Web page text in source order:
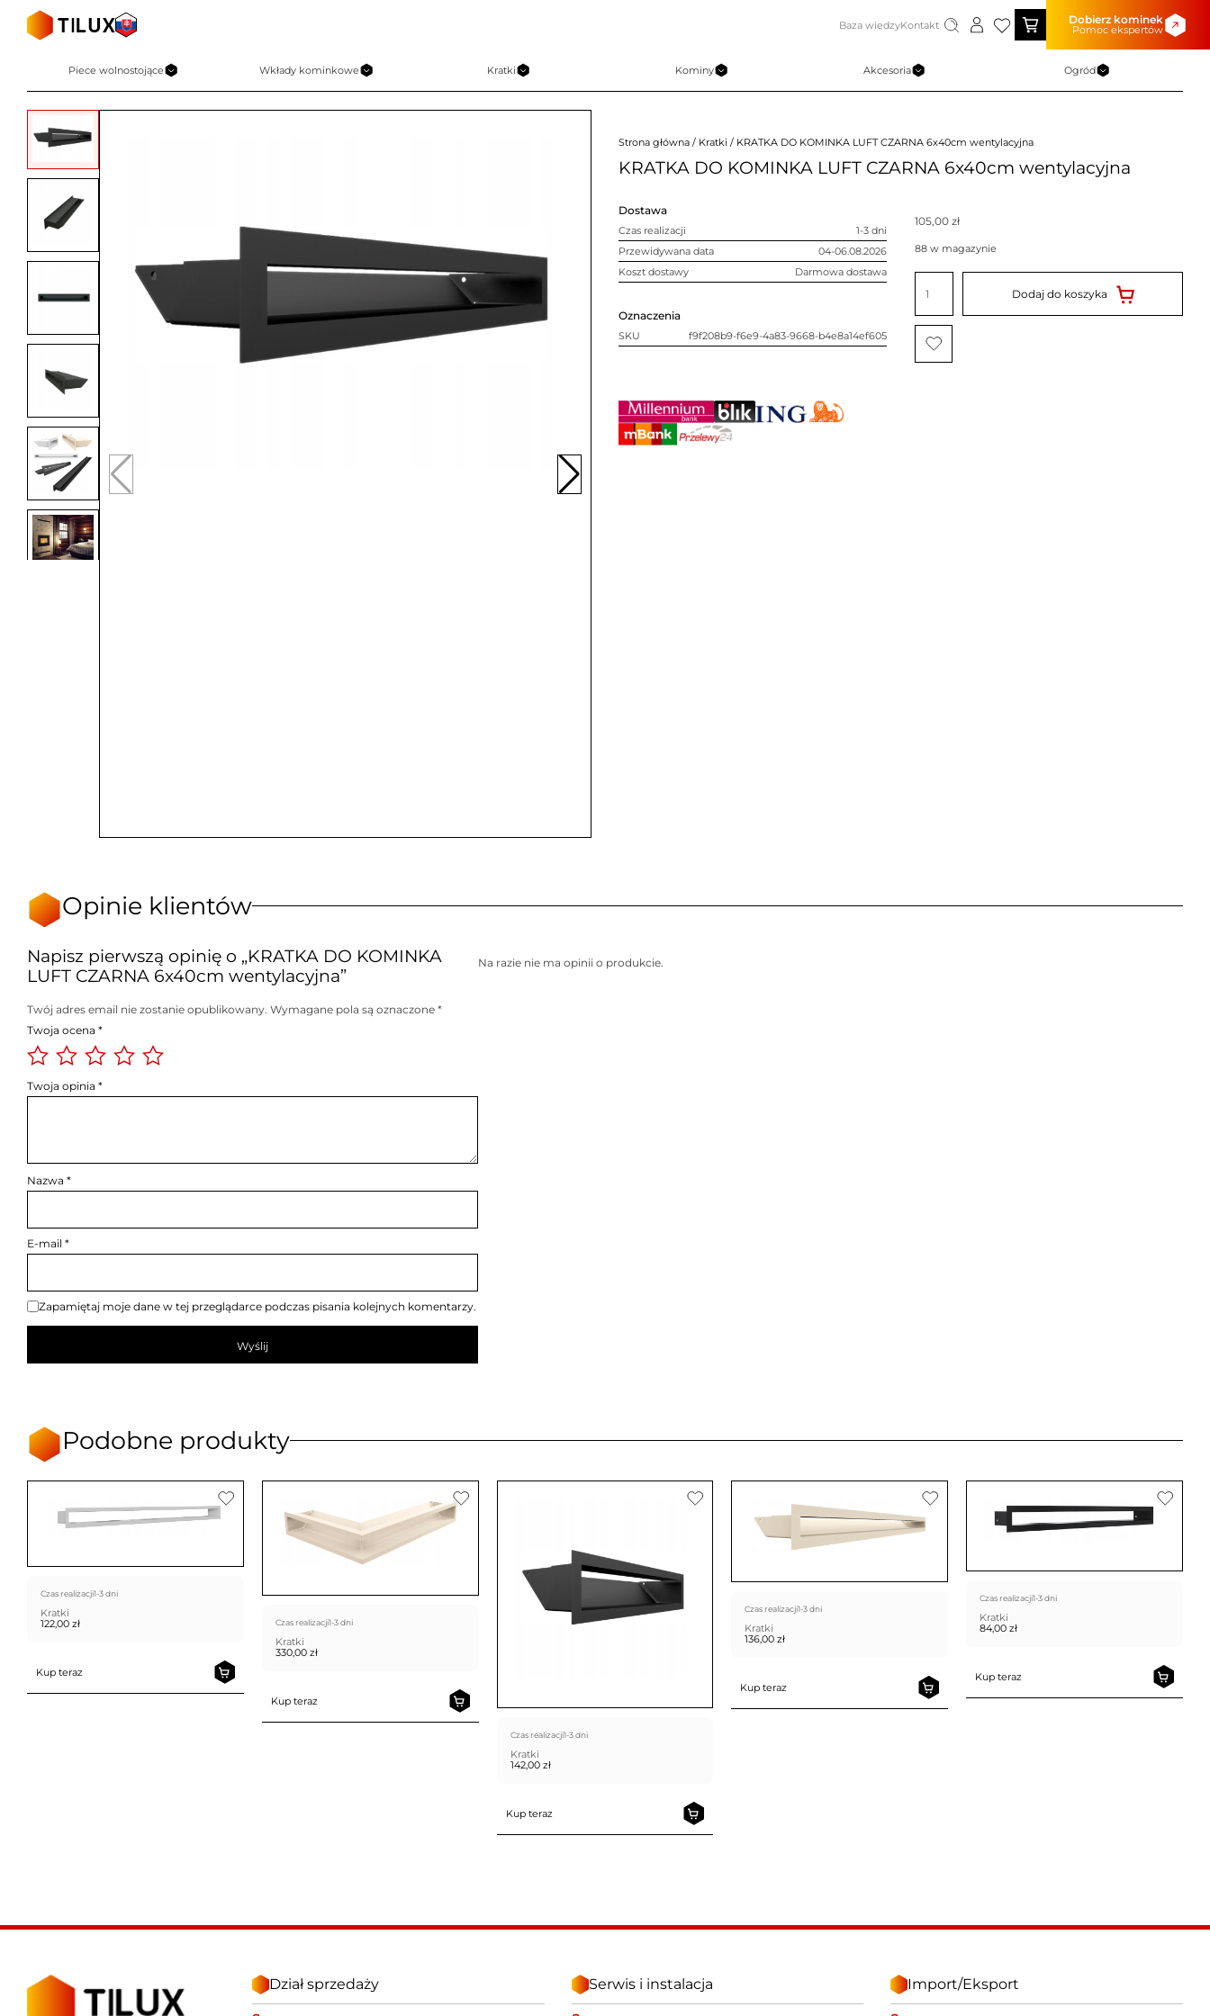
Baza wiedzyKontakt Dobierz kominek
Pomoc ekspertów
Piece wolnostojące Wkłady kominkowe Kratki Kominy Akcesoria Ogród
Strona główna / Kratki / KRATKA DO KOMINKA LUFT CZARNA 6x40cm wentylacyjna
KRATKA DO KOMINKA LUFT CZARNA 6x40cm wentylacyjna
Dostawa
Czas realizacji
1-3 dni
Przewidywana data
04-06.08.2026
Koszt dostawy
Darmowa dostawa
Oznaczenia
SKU f9f208b9-f6e9-4a83-9668-b4e8a14ef605
105,00 zł
88 w magazynie
ilość
KRATKA
DO
KOMINKA
LUFT
CZARNA
6x40cm
wentylacyjna
Dodaj do koszyka
Opinie klientów
Na razie nie ma opinii o produkcie.
Napisz pierwszą opinię o „KRATKA DO KOMINKA
LUFT CZARNA 6x40cm wentylacyjna”
Twój adres email nie zostanie opublikowany. Wymagane pola są oznaczone *
Twoja ocena *
Twoja opinia *
Nazwa *
E-mail *
Zapamiętaj moje dane w tej przeglądarce podczas pisania kolejnych komentarzy.
Podobne produkty
Czas realizacji1-3 dni
Kratki
122,00 zł
Kup teraz
Czas realizacji1-3 dni
Kratki
330,00 zł
Kup teraz
Czas realizacji1-3 dni
Kratki
142,00 zł
Kup teraz
Czas realizacji1-3 dni
Kratki
136,00zł
Kup teraz
Czas realizacji1-3 dni
Kratki
84,00zł
Kup teraz
Dział sprzedaży Serwis i instalacja Import/Eksport